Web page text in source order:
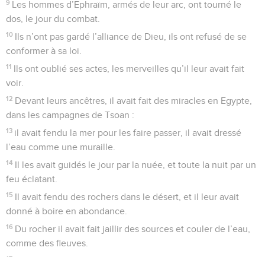
Sa bonté est-elle définitivement épuisée ? Sa parole a-t-
elle disparu pour l’éternité ?
Dieu a-t-il oublié de faire grâce ? A-t-il, dans sa colère,
retiré sa compassion ? » – Pause.
Je me dis : « Ce qui fait ma souffrance, c’est que la main
droite du Très-Haut n’est plus la même. »
Je me rappelle la manière d’agir de l’Eternel. Oui, je veux
me souvenir de tes miracles passés.
Je réfléchis à toute ton activité, je veux méditer tes hauts
faits.
O Dieu, tes voies sont saintes. Quel dieu est grand comme
Dieu ?
Tu es le Dieu qui fait des miracles. Tu as fait connaître ta
puissance parmi les peuples ;
par ton bras tu as racheté ton peuple, les descendants de
Jacob et de Joseph. – Pause.